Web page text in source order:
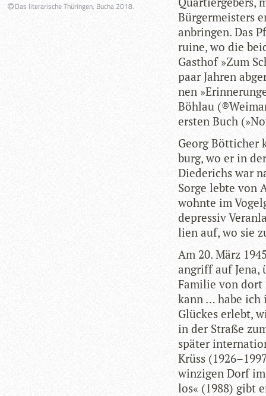
Das literarische Thüringen, Bucha 2018.
Bür­ger­meis­ters
anbrin­gen. Das
ruine, wo die
Gast­hof »Zum
paar Jah­ren
nen
Böhlau
ers­ten Buch
Georg Böt­ti­cher
burg, wo er in
Diede­richs war
Sorge lebte von
wohnte im
depres­siv
lien auf, wo sie
Am 20. März
an­griff auf Jena,
Fami­lie von dort
kann … habe ich
Glü­ckes erlebt,
in der Straße
spä­ter
Krüss
win­zi­gen Dorf
los« (1988) gibt